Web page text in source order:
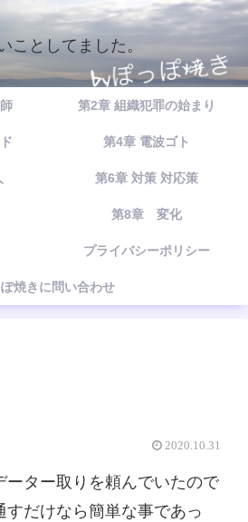
ことしてました。
第2章 組織犯罪の始まり
第4章 電波ゴト
第6章 対策 対応策
第8章 変化
プライバシーポリシー
焼きに問い合わせ
2020.10.31
ーター取りを頼んでいたので
すだけなら簡単な事であっ